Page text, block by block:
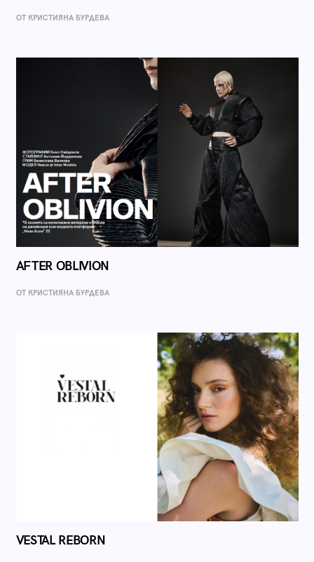
ОТ КРИСТИЯНА БУРДЕВА
AFTER OBLIVION
ОТ КРИСТИЯНА БУРДЕВА
VESTAL REBORN